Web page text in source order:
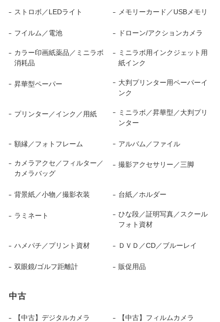
ストロボ／LEDライト メモリーカード／USBメモリ
フイルム／電池 ドローン/アクションカメラ
カラー印画紙薬品／ミニラボ
消耗品
ミニラボ用インクジェット用
紙インク
昇華型ペーパー
大判プリンター用ペーパーイ
ンク
プリンター／インク／用紙
ミニラボ／昇華型／大判プリ
ンター
額縁／フォトフレーム アルバム／ファイル
カメラアクセ／フィルター／
カメラバッグ
撮影アクセサリー／三脚
背景紙／小物／撮影衣装 台紙／ホルダー
ラミネート
ひな段／証明写真／スクール
フォト資材
ハメパチ／プリント資材 ＤＶＤ／CD／ブルーレイ
双眼鏡/ゴルフ距離計 販促用品
中古
【中古】デジタルカメラ 【中古】フィルムカメラ